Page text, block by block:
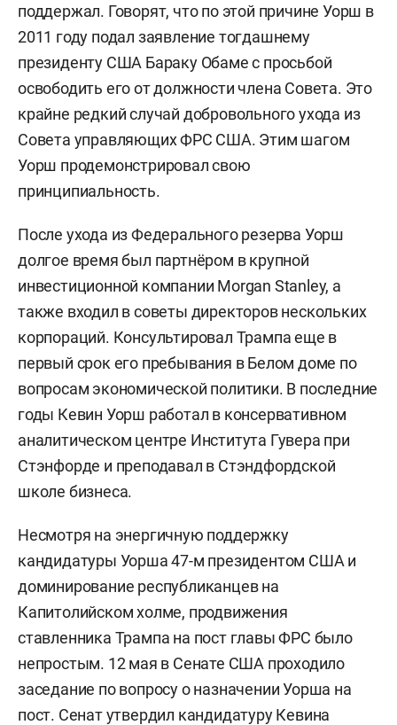
поддержал. Говорят, что по этой причине Уорш в
2011 году подал заявление тогдашнему
президенту США Бараку Обаме с просьбой
освободить его от должности члена Совета. Это
крайне редкий случай добровольного ухода из
Совета управляющих ФРС США. Этим шагом
Уорш продемонстрировал свою
принципиальность.
После ухода из Федерального резерва Уорш
долгое время был партнёром в крупной
инвестиционной компании Morgan Stanley, а
также входил в советы директоров нескольких
корпораций. Консультировал Трампа еще в
первый срок его пребывания в Белом доме по
вопросам экономической политики. В последние
годы Кевин Уорш работал в консервативном
аналитическом центре Института Гувера при
Стэнфорде и преподавал в Стэндфордской
школе бизнеса.
Несмотря на энергичную поддержку
кандидатуры Уорша 47-м президентом США и
доминирование республиканцев на
Капитолийском холме, продвижения
ставленника Трампа на пост главы ФРС было
непростым. 12 мая в Сенате США проходило
заседание по вопросу о назначении Уорша на
пост. Сенат утвердил кандидатуру Кевина